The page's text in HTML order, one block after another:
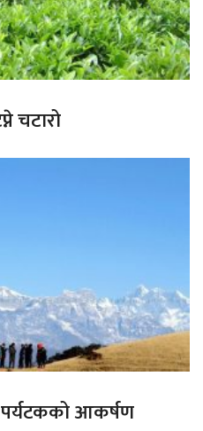
चटारो
पर्यटकको आकर्षण